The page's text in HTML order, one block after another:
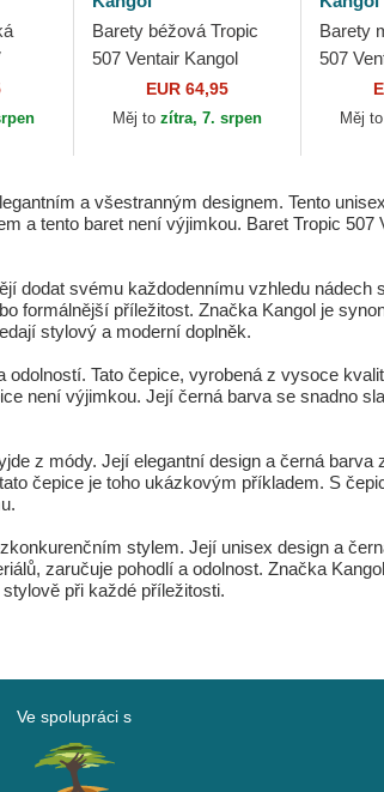
Barety béžová Tropic
507 Ventair Kangol
EUR 64,95
Měj to zítra, 7. srpen
Barety
507
Měj to
a všestranným designem. Tento
a tento baret není výjimkou. Baret Tropic
dodat svému každodennímu vzhledu
formálnější příležitost. Značka Kangol je
stylový a moderní doplněk.
Tato čepice, vyrobená z vysoce
není výjimkou. Její černá barva se snadno
z módy. Její elegantní design a černá
čepice je toho ukázkovým příkladem. S
stylem. Její unisex design a
zaručuje pohodlí a odolnost. Značka
při každé příležitosti.
Ve spolupráci s